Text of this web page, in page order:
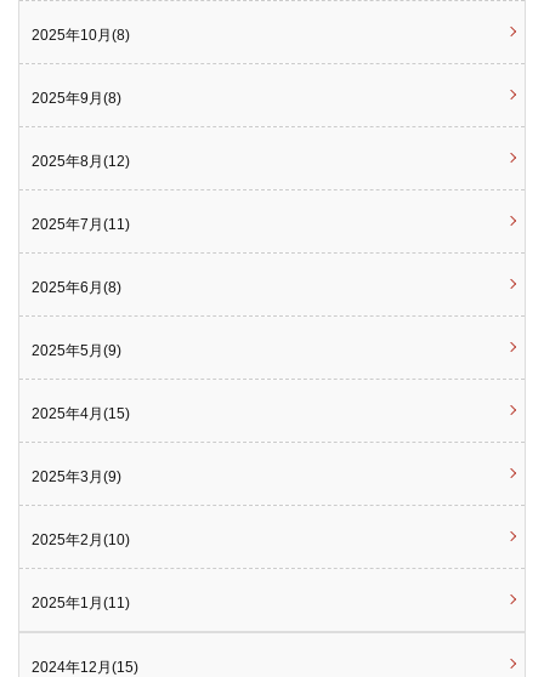
2025年10月(8)
2025年9月(8)
2025年8月(12)
2025年7月(11)
2025年6月(8)
2025年5月(9)
2025年4月(15)
2025年3月(9)
2025年2月(10)
2025年1月(11)
2024年12月(15)